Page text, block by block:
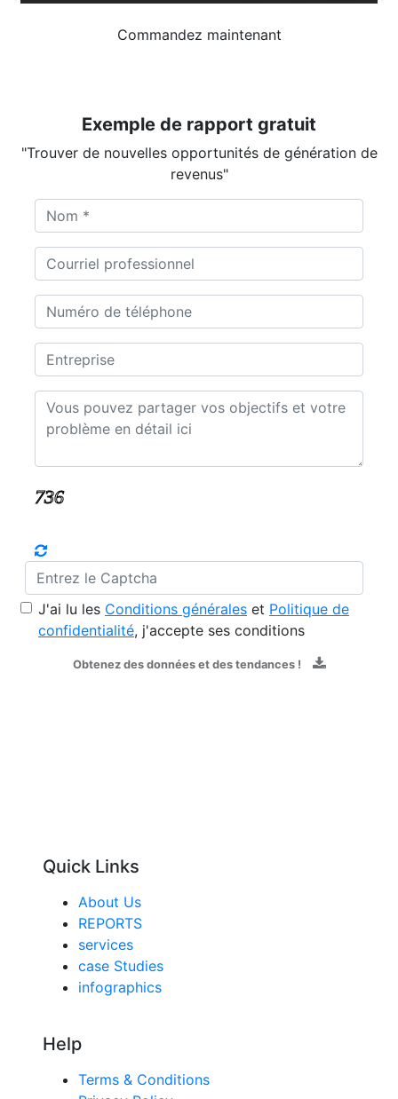
Commandez maintenant
Exemple de rapport gratuit
"Trouver de nouvelles opportunités de génération de
revenus"
J'ai lu les Conditions générales et Politique de
confidentialité, j'accepte ses conditions
Obtenez des données et des tendances !
Quick Links
About Us
REPORTS
services
case Studies
infographics
Help
Terms & Conditions